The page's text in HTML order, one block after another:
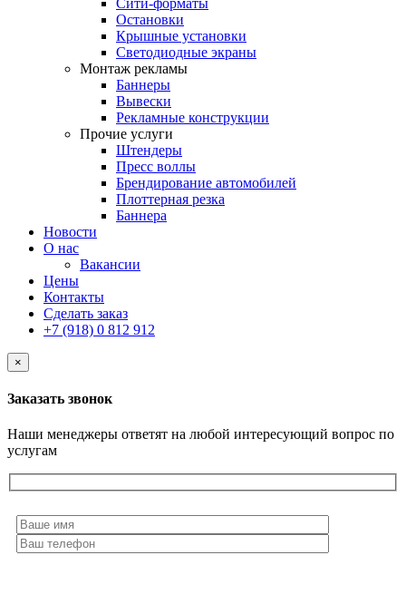
Остановки
Крышные установки
Светодиодные экраны
Монтаж рекламы
Баннеры
Вывески
Рекламные конструкции
Прочие услуги
Штендеры
Пресс воллы
Брендирование автомобилей
Плоттерная резка
Баннера
Новости
О нас
Вакансии
Цены
Контакты
Сделать заказ
+7 (918) 0 812 912
×
Заказать звонок
Наши менеджеры ответят на любой интересующий вопрос по
услугам